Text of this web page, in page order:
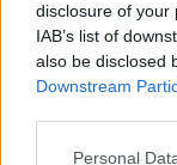
disclosure of your
IAB’s list of
also be disclosed
Downstream
Personal